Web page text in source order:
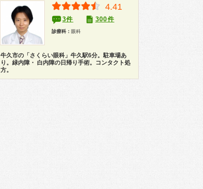
4.41
3件 300件
診療科： 眼科
牛久市の「さくらい眼科」牛久駅6分。駐車場あ
り。緑内障・ 白内障の日帰り手術。コンタクト処
方。